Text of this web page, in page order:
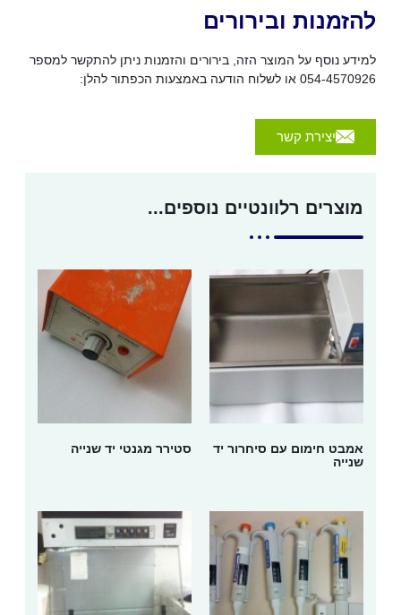
להזמנות ובירורים
למידע נוסף על המוצר הזה, בירורים והזמנות ניתן להתקשר למספר
054-4570926 או לשלוח הודעה באמצעות הכפתור להלן:
יצירת קשר
מוצרים רלוונטיים נוספים...
אמבט חימום עם סיחרור יד
שנייה
סטירר מגנטי יד שנייה